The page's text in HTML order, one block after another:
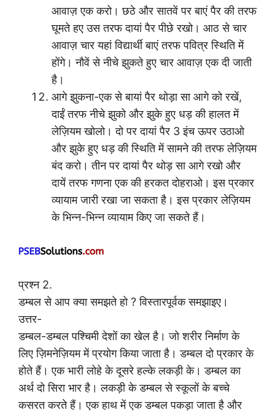
आवाज़ एक करो। छठे और सातवें पर बाएं पैर की तरफ
घूमते हए उस तरफ दायां पैर पीछे रखो। आठ से चार
आवाज़ चार यहां विद्यार्थी बाएं तरफ पवित्र स्थिति में
होंगे। नौवें से नीचे झुकते हुए चार आवाज़ एक दी जाती
है।
आगे झुकना-एक से बायां पैर थोड़ा सा आगे को रखें,
दाईं तरफ नीचे झुको और झुके हुए धड़ की हालत में
लेज़ियम खोलो। दो पर दायां पैर 3 इंच ऊपर उठाओ
और झुके हुए धड़ की स्थिति में सामने की तरफ लेज़ियम
बंद करो। तीन पर दायां पैर थोड़ सा आगे रखो और
दायें तरफ गणना एक की हरकत दोहराओ। इस प्रकार
व्यायाम जारी रखा जा सकता है। इस प्रकार लेज़ियम
के भिन्न-भिन्न व्यायाम किए जा सकते हैं।
प्रश्न 2.
डम्बल से आप क्या समझते हो ? विस्तारपूर्वक समझाइए।
उत्तर-
डम्बल-डम्बल पश्चिमी देशों का खेल है। जो शरीर निर्माण के
लिए ज़िमनेज़ियम में प्रयोग किया जाता है। डम्बल दो प्रकार के
होते हैं। एक भारी लोहे के दूसरे हल्के लकड़ी के। डम्बल का
अर्थ दो सिरा भार है। लकड़ी के डम्बल से स्कूलों के बच्चे
कसरत करते हैं। एक हाथ में एक डम्बल पकड़ा जाता है और